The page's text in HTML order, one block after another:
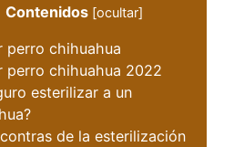
Contenidos [ocultar]
perro chihuahua
perro chihuahua 2022
esterilizar a un
de la esterilización